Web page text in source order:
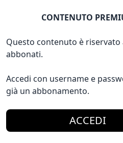
CONTENUTO
Questo contenuto è riservato
abbonati.
Accedi con username e
già un abbonamento.
ACCEDI